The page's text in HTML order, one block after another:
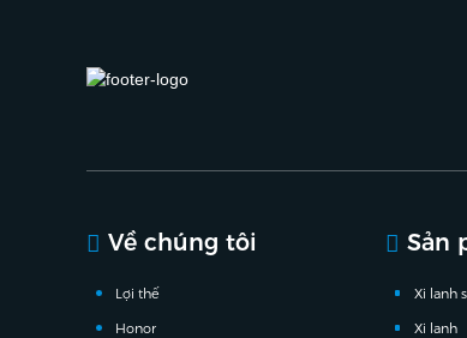
Về chúng tôi
Lợi thế
Honor
Sản
Xi lanh
Xi lanh